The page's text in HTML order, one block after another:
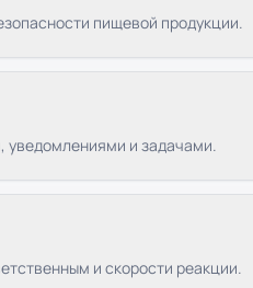
пищевой продукции.
уведомлениями и задачами.
и скорости реакции.